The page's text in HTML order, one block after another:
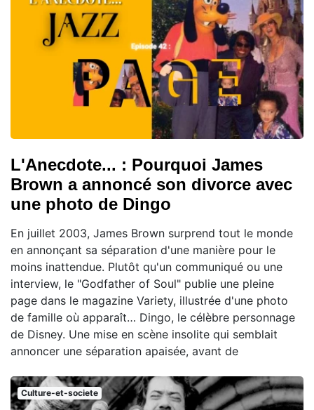
L'Anecdote... : Pourquoi James
Brown a annoncé son divorce avec
une photo de Dingo
En juillet 2003, James Brown surprend tout le monde
en annonçant sa séparation d'une manière pour le
moins inattendue. Plutôt qu'un communiqué ou une
interview, le "Godfather of Soul" publie une pleine
page dans le magazine Variety, illustrée d'une photo
de famille où apparaît… Dingo, le célèbre personnage
de Disney. Une mise en scène insolite qui semblait
annoncer une séparation apaisée, avant de
Culture-et-societe